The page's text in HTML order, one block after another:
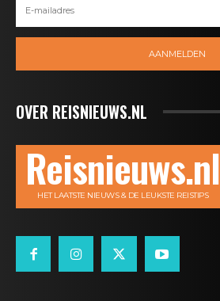
AANMELDEN
OVER REISNIEUWS.NL
Reisnieuws.nl
HET LAATSTE NIEUWS & DE LEUKSTE REISTIPS